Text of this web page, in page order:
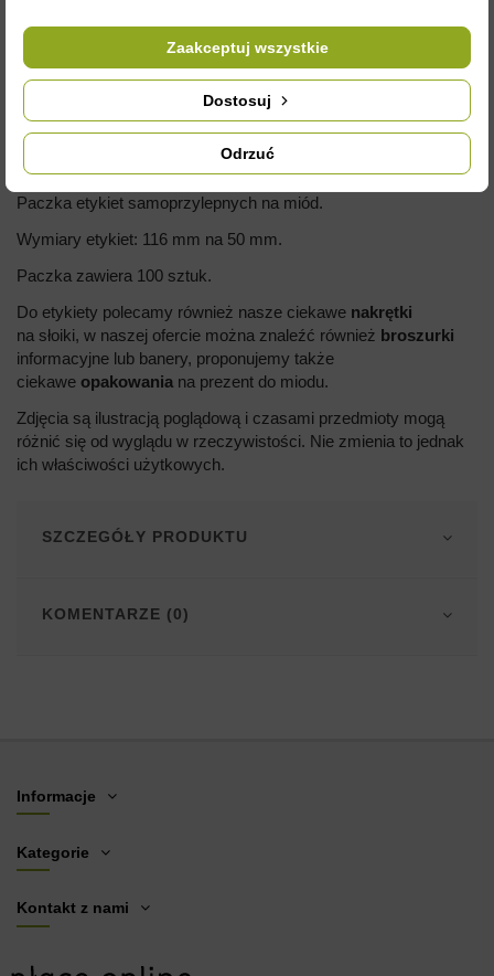
OPIS
Paczka etykiet samoprzylepnych na miód.
Wymiary etykiet: 116 mm na 50 mm.
Paczka zawiera 100 sztuk.
Do etykiety polecamy również nasze ciekawe nakrętki
na słoiki, w naszej ofercie można znaleźć również broszurki
informacyjne lub banery, proponujemy także
ciekawe opakowania na prezent do miodu.
Zdjęcia są ilustracją poglądową i czasami przedmioty mogą
różnić się od wyglądu w rzeczywistości. Nie zmienia to jednak
ich właściwości użytkowych.
SZCZEGÓŁY PRODUKTU
KOMENTARZE (0)
Informacje
Kategorie
Kontakt z nami
Odrzuć
Dostosuj
Zaakceptuj wszystkie